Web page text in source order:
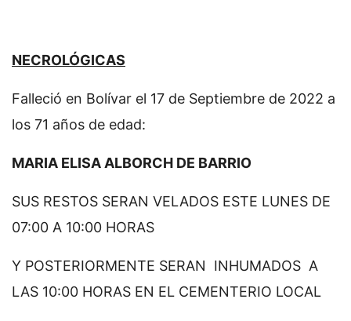
NECROLÓGICAS
Falleció en Bolívar el 17 de Septiembre de 2022 a
los 71 años de edad:
MARIA ELISA ALBORCH DE BARRIO
SUS RESTOS SERAN VELADOS ESTE LUNES DE
07:00 A 10:00 HORAS
Y POSTERIORMENTE SERAN INHUMADOS A
LAS 10:00 HORAS EN EL CEMENTERIO LOCAL